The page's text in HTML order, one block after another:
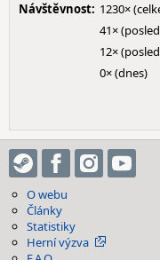
Návštěvnost: 1230×
41×
12×
0× (dnes)
O webu
Články
Statistiky
Herní výzva